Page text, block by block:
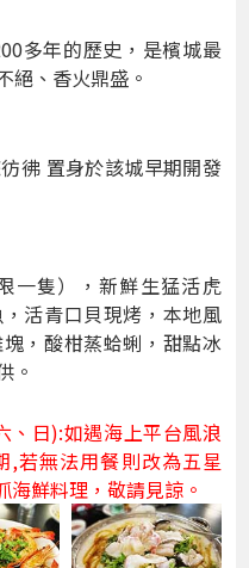
多年的歷史，是檳城最
絕、香火鼎盛。
彿 置身於該城早期開發
一隻），新鮮生猛活虎
活青口貝現烤，本地風
，酸柑蒸蛤蜊，甜點冰
。
、日):如遇海上平台風浪
,若無法用餐則改為五星
海鮮料理，敬請見諒。